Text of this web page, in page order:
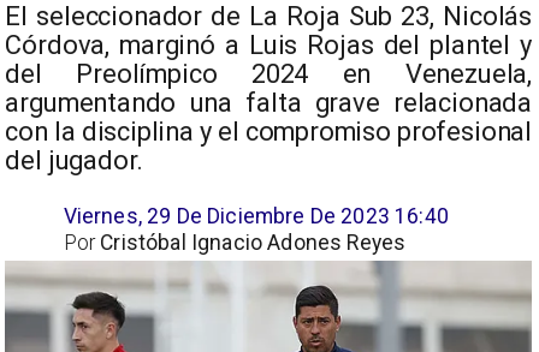
​El seleccionador de La Roja Sub 23, Nicolás
Córdova, marginó a Luis Rojas del plantel y
del Preolímpico 2024 en Venezuela,
argumentando una falta grave relacionada
con la disciplina y el compromiso profesional
del jugador.
Viernes, 29 De Diciembre De 2023 16:40
Cristóbal Ignacio Adones Reyes
Por